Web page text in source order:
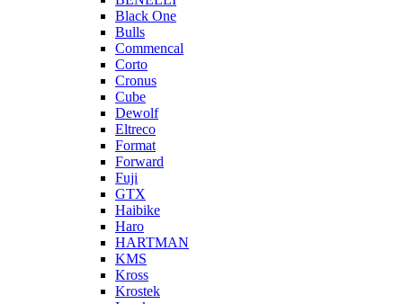
Black One
Bulls
Commencal
Corto
Cronus
Cube
Dewolf
Eltreco
Format
Forward
Fuji
GTX
Haibike
Haro
HARTMAN
KMS
Kross
Krostek